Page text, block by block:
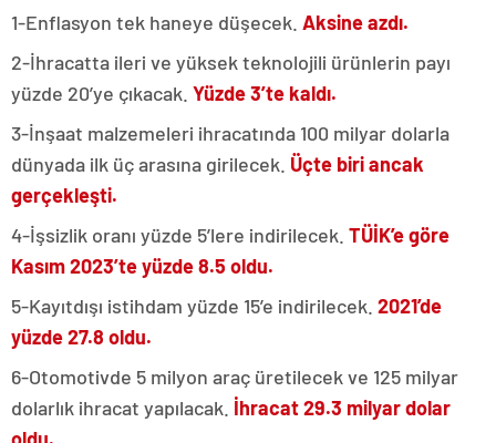
1-Enflasyon tek haneye düşecek. Aksine azdı.
2-İhracatta ileri ve yüksek teknolojili ürünlerin payı
yüzde 20’ye çıkacak. Yüzde 3’te kaldı.
3-İnşaat malzemeleri ihracatında 100 milyar dolarla
dünyada ilk üç arasına girilecek. Üçte biri ancak
gerçekleşti.
4-İşsizlik oranı yüzde 5’lere indirilecek. TÜİK’e göre
Kasım 2023’te yüzde 8.5 oldu.
5-Kayıtdışı istihdam yüzde 15’e indirilecek. 2021’de
yüzde 27.8 oldu.
6-Otomotivde 5 milyon araç üretilecek ve 125 milyar
dolarlık ihracat yapılacak. İhracat 29.3 milyar dolar